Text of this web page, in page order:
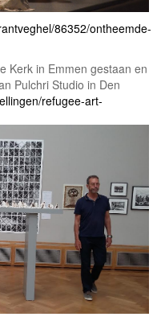
86352/ontheemde-
Kerk in Emmen gestaan en
Pulchri Studio in Den
refugee-art-